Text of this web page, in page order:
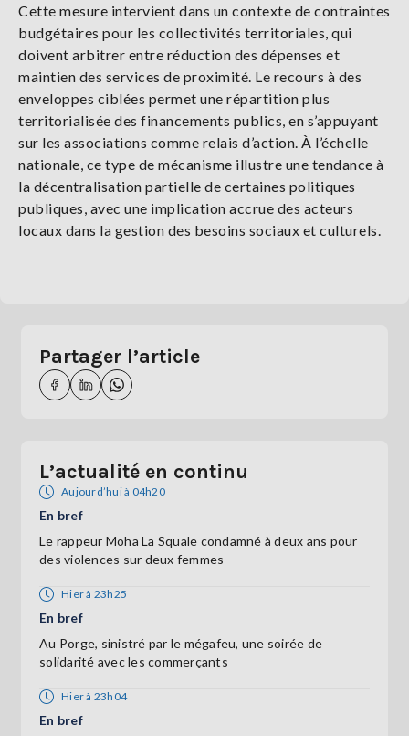
Cette mesure intervient dans un contexte de contraintes
budgétaires pour les collectivités territoriales, qui
doivent arbitrer entre réduction des dépenses et
maintien des services de proximité. Le recours à des
enveloppes ciblées permet une répartition plus
territorialisée des financements publics, en s’appuyant
sur les associations comme relais d’action. À l’échelle
nationale, ce type de mécanisme illustre une tendance à
la décentralisation partielle de certaines politiques
publiques, avec une implication accrue des acteurs
locaux dans la gestion des besoins sociaux et culturels.
Partager l’article
L’actualité en continu
Aujourd’hui à 04h20
En bref
Le rappeur Moha La Squale condamné à deux ans pour
des violences sur deux femmes
Hier à 23h25
En bref
Au Porge, sinistré par le mégafeu, une soirée de
solidarité avec les commerçants
Hier à 23h04
En bref